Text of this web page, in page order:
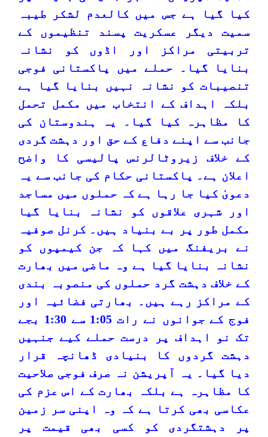
کیا گیا ہے جس میں کالعدم لشکر طیبہ
سمیت دیگر عسکریت پسند تنظیموں کے
تربیتی مراکز اور اڈوں کو نشانہ
بنایا گیا۔ حملے میں پاکستانی فوجی
تنصیبات کو نشانہ نہیں بنایا گیا ہے
بلکہ اہداف کے انتخاب میں مکمل تحمل
کا مظاہرہ کیا گیا۔ یہ ہندوستان کی
جانب سے اپنے دفاع کے حق اور دہشت گردی
کے خلاف زیروٹالرنس پالیسی کا واضح
اعلان ہے۔ پاکستانی حکام کی جانب سے یہ
دعویٰ کیا جا رہا ہے کہ حملوں میں مساجد
اور شہری علاقوں کو نشانہ بنایا گیا
مکمل طور پر بے بنیاد ہیں۔ کرنل صوفیہ
نے بریفنگ میں کہا کہ جن کیمپوں کو
نشانہ بنایا گیا ہے وہ ماضی میں بھارت
کے خلاف دہشت گرد حملوں کی منصوبہ بندی
کے مراکز رہے ہیں۔ بھارتی فضائیہ اور
فوج کے جوانوں نے رات 1:05 سے 1:30 بجے
تک نو اہداف پر درست حملے کیے جنہیں
دہشت گردوں کا بنیادی ڈھانچہ قرار
دیا گیا۔ یہ آپریشن نہ صرف فوجی صلاحیت
کا مظاہرہ ہے بلکہ بھارت کے اس عزم کی
عکاسی بھی کرتا ہے کہ وہ اپنی سر زمین
پر دہشتگردی کو کسی بھی قیمت پر